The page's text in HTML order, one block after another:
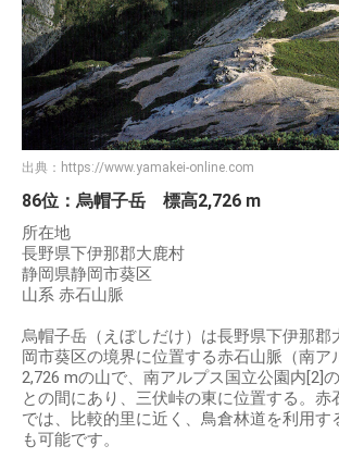
出典： https://www.yamakei-online.com
86位：烏帽子岳 標高2,726 m
所在地
長野県下伊那郡大鹿村
静岡県静岡市葵区
山系 赤石山脈
烏帽子岳（えぼしだけ）は長野県下伊那郡
岡市葵区の境界に位置する赤石山脈（南ア
2,726 mの山で、南アルプス国立公園内[2]
との間にあり、三伏峠の東に位置する。赤
では、比較的里に近く、鳥倉林道を利用す
も可能です。